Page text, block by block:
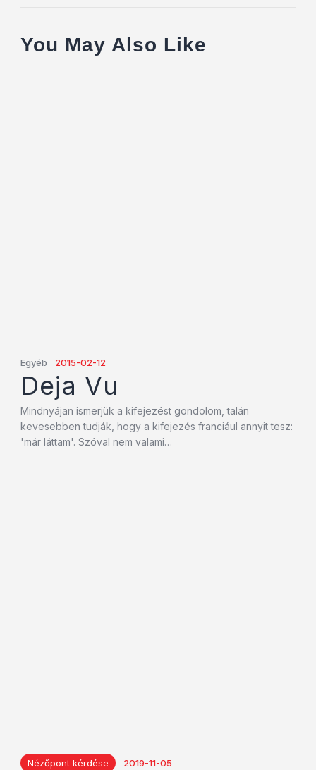
You May Also Like
Egyéb 2015-02-12
Deja Vu
Mindnyájan ismerjük a kifejezést gondolom, talán
kevesebben tudják, hogy a kifejezés franciául annyit tesz:
'már láttam'. Szóval nem valami…
Nézőpont kérdése 2019-11-05